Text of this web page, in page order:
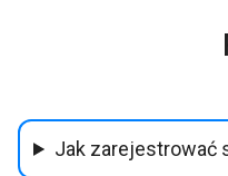
Jak zarejestrować